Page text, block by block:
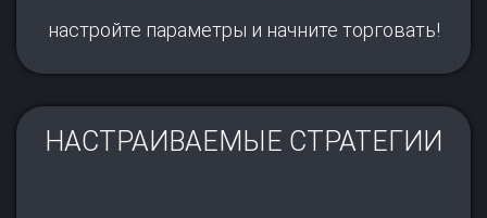
настройте параметры и начните торговать!
НАСТРАИВАЕМЫЕ СТРАТЕГИИ​